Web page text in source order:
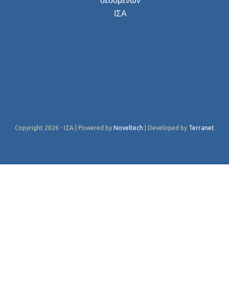
ΙΣΑ
Copyright 2026 - ΙΣΑ | Powered by Noveltech | Developed by Terranet